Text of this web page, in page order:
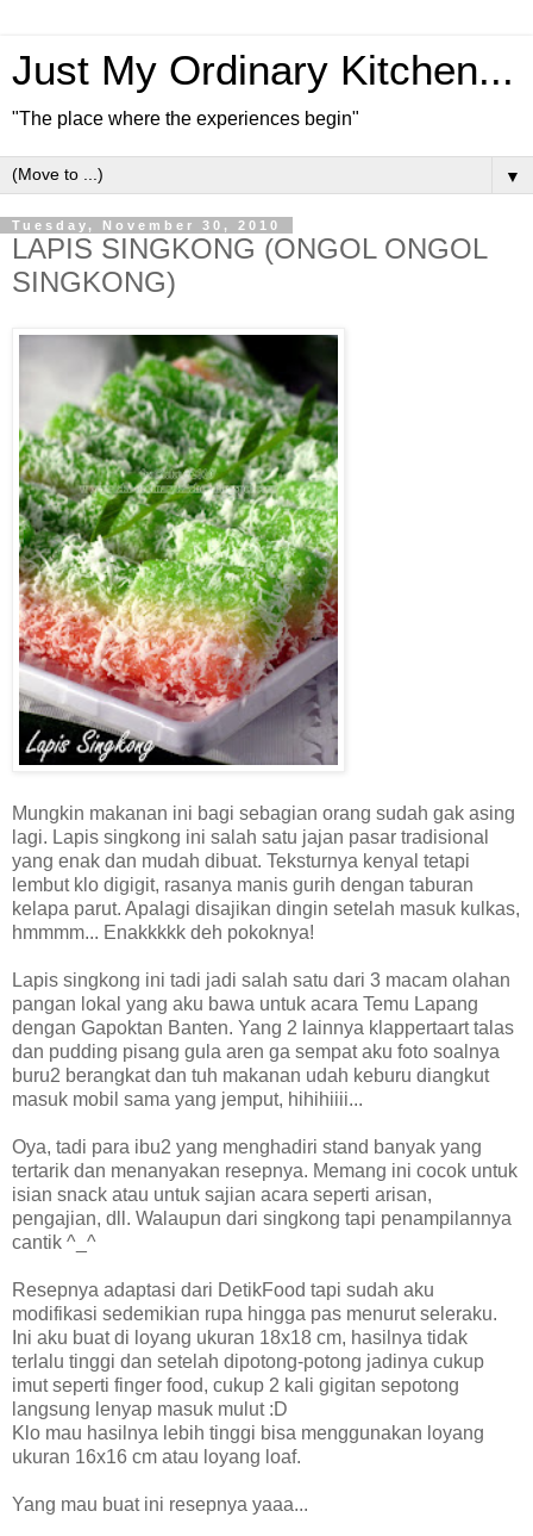
Just My Ordinary Kitchen...
"The place where the experiences begin"
▼
Tuesday, November 30, 2010
LAPIS SINGKONG (ONGOL ONGOL
SINGKONG)
Mungkin makanan ini bagi sebagian orang sudah gak asing
lagi. Lapis singkong ini salah satu jajan pasar tradisional
yang enak dan mudah dibuat. Teksturnya kenyal tetapi
lembut klo digigit, rasanya manis gurih dengan taburan
kelapa parut. Apalagi disajikan dingin setelah masuk kulkas,
hmmmm... Enakkkkk deh pokoknya!
Lapis singkong ini tadi jadi salah satu dari 3 macam olahan
pangan lokal yang aku bawa untuk acara Temu Lapang
dengan Gapoktan Banten. Yang 2 lainnya klappertaart talas
dan pudding pisang gula aren ga sempat aku foto soalnya
buru2 berangkat dan tuh makanan udah keburu diangkut
masuk mobil sama yang jemput, hihihiiii...
Oya, tadi para ibu2 yang menghadiri stand banyak yang
tertarik dan menanyakan resepnya. Memang ini cocok untuk
isian snack atau untuk sajian acara seperti arisan,
pengajian, dll. Walaupun dari singkong tapi penampilannya
cantik ^_^
Resepnya adaptasi dari DetikFood tapi sudah aku
modifikasi sedemikian rupa hingga pas menurut seleraku.
Ini aku buat di loyang ukuran 18x18 cm, hasilnya tidak
terlalu tinggi dan setelah dipotong-potong jadinya cukup
imut seperti finger food, cukup 2 kali gigitan sepotong
langsung lenyap masuk mulut :D
Klo mau hasilnya lebih tinggi bisa menggunakan loyang
ukuran 16x16 cm atau loyang loaf.
Yang mau buat ini resepnya yaaa...